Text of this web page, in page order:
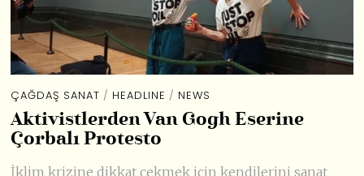
ÇAĞDAŞ SANAT / HEADLINE / NEWS
Aktivistlerden Van Gogh Eserine
Çorbalı Protesto
İklim krizine dikkat çekmek için kendilerini sanat